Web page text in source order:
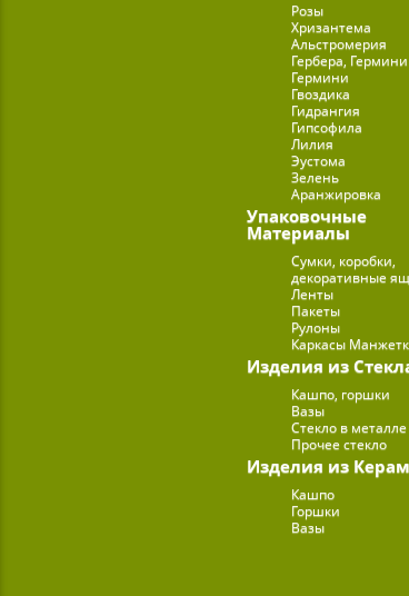
Розы
Хризантема
Альстромерия
Гербера, Гермини
Гермини
Гвоздика
Гидрангия
Гипсофила
Лилия
Эустома
Зелень
Аранжировка
Упаковочные
Материалы
Сумки, коробки,
декоративные
Ленты
Пакеты
Рулоны
Каркасы
Изделия из
Кашпо, горшки
Вазы
Стекло в металле
Прочее стекло
Изделия из
Кашпо
Горшки
Вазы